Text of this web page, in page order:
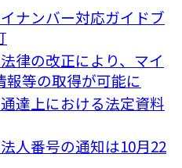
ナンバー対応ガイドブ
律の改正により、マイ
等の取得が可能に
達上における法定資料
人番号の通知は10月22